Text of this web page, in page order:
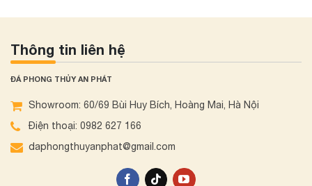
Thông tin liên hệ
ĐÁ PHONG THỦY AN PHÁT
Showroom: 60/69 Bùi Huy Bích, Hoàng Mai, Hà Nội
Điện thoại: 0982 627 166
daphongthuyanphat@gmail.com